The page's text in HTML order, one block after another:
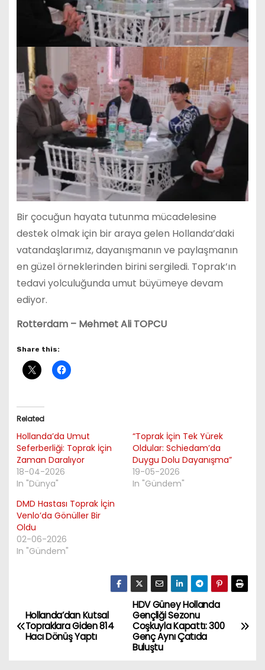
Bir çocuğun hayata tutunma mücadelesine
destek olmak için bir araya gelen Hollanda’daki
vatandaşlarımız, dayanışmanın ve paylaşmanın
en güzel örneklerinden birini sergiledi. Toprak’ın
tedavi yolculuğunda umut büyümeye devam
ediyor.
Rotterdam – Mehmet Ali TOPCU
Share this:
Related
Hollanda’da Umut
Seferberliği: Toprak İçin
Zaman Daralıyor
18-04-2026
In "Dünya"
“Toprak İçin Tek Yürek
Oldular: Schiedam’da
Duygu Dolu Dayanışma”
19-05-2026
In "Gündem"
DMD Hastası Toprak İçin
Venlo’da Gönüller Bir
Oldu
02-06-2026
In "Gündem"
P
o
HDV Güney Hollanda
Gençliği Sezonu
Coşkuyla Kapattı: 300
Genç Aynı Çatıda
Buluştu
Hollanda’dan Kutsal
Topraklara Giden 814
Hacı Dönüş Yaptı